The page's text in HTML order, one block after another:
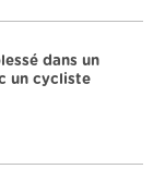
dans un
un cycliste